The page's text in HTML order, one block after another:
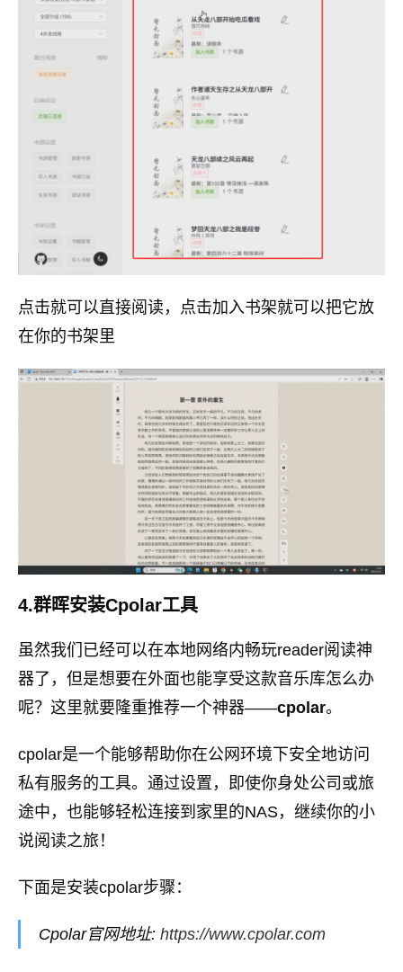
点击就可以直接阅读，点击加入书架就可以把它放
在你的书架里
4.群晖安装Cpolar工具
虽然我们已经可以在本地网络内畅玩reader阅读神
器了，但是想要在外面也能享受这款音乐库怎么办
呢？这里就要隆重推荐一个神器——cpolar。
cpolar是一个能够帮助你在公网环境下安全地访问
私有服务的工具。通过设置，即使你身处公司或旅
途中，也能够轻松连接到家里的NAS，继续你的小
说阅读之旅！
下面是安装cpolar步骤：
Cpolar官网地址: https://www.cpolar.com